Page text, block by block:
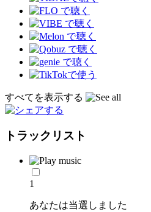
すべてを表示する
トラックリスト
1
あなたは当選しました